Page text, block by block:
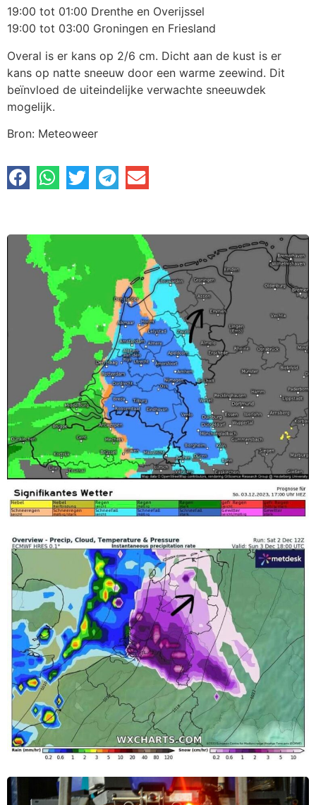
19:00 tot 01:00 Drenthe en Overijssel
19:00 tot 03:00 Groningen en Friesland
Overal is er kans op 2/6 cm. Dicht aan de kust is er
kans op natte sneeuw door een warme zeewind. Dit
beïnvloed de uiteindelijke verwachte sneeuwdek
mogelijk.
Bron: Meteoweer